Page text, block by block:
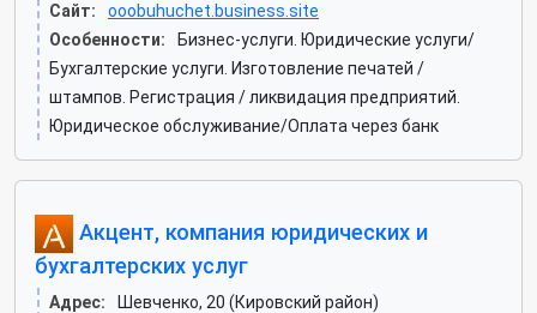
Сайт:
ooobuhuchet.business.site
Особенности:
Бизнес-услуги. Юридические услуги/
Бухгалтерские услуги. Изготовление печатей /
штампов. Регистрация / ликвидация предприятий.
Юридическое обслуживание/Оплата через банк
Акцент, компания юридических и
бухгалтерских услуг
Адрес:
Шевченко, 20 (Кировский район)